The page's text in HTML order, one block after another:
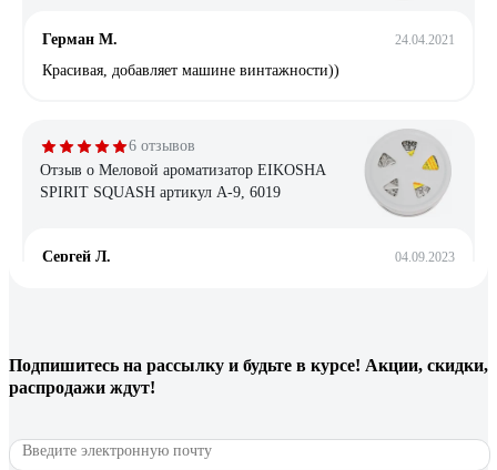
Герман М. 24.04.2021
Красивая, добавляет машине винтажности))
6 отзывов
Отзыв о Меловой ароматизатор EIKOSHA
SPIRIT SQUASH артикул A-9, 6019
Сергей Л. 04.09.2023
3 отзыва
E301413600
Подпишитесь на рассылку и будьте в курсе! Акции, скидки,
распродажи ждут!